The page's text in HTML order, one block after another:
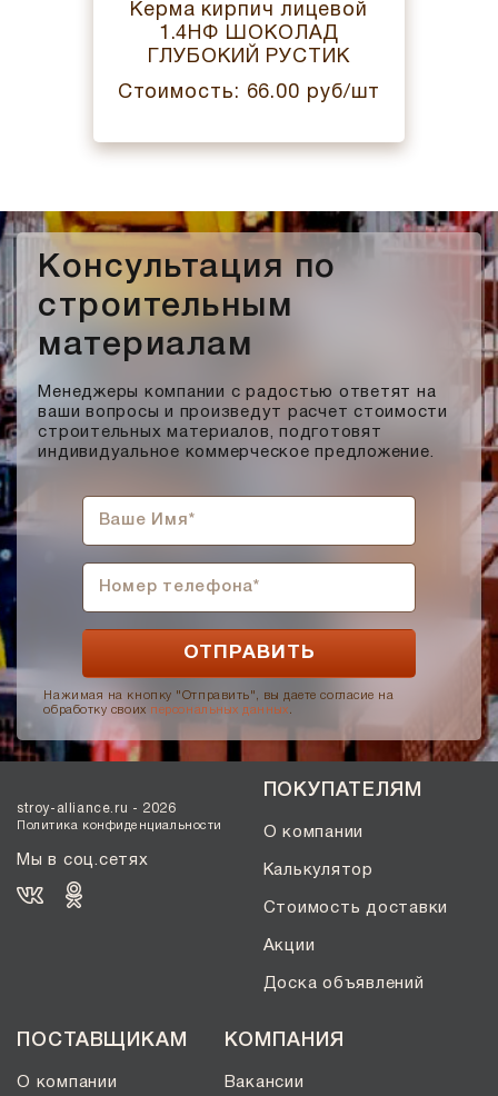
Керма кирпич лицевой
1.4НФ ШОКОЛАД
ГЛУБОКИЙ РУСТИК
Стоимость: 66.00 руб/шт
Консультация по
строительным
материалам
Менеджеры компании с радостью ответят на
ваши вопросы и произведут расчет стоимости
строительных материалов, подготовят
индивидуальное коммерческое предложение.
Нажимая на кнопку "Отправить", вы даете согласие на
обработку своих персональных данных .
stroy-alliance.ru - 2026
Политика конфиденциальности
Мы в соц.сетях
ПОКУПАТЕЛЯМ
О компании
Калькулятор
Стоимость доставки
Акции
Доска объявлений
ПОСТАВЩИКАМ
О компании
КОМПАНИЯ
Вакансии